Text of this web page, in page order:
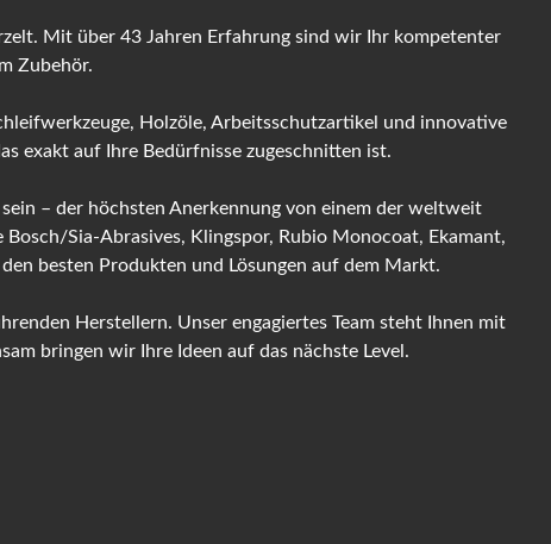
Mit über 43 Jahren Erfahrung sind wir Ihr kompetenter
Zubehör.
Holzöle, Arbeitsschutzartikel und innovative
exakt auf Ihre Bedürfnisse zugeschnitten ist.
– der höchsten Anerkennung von einem der weltweit
Sia-Abrasives, Klingspor, Rubio Monocoat, Ekamant,
besten Produkten und Lösungen auf dem Markt.
Herstellern. Unser engagiertes Team steht Ihnen mit
bringen wir Ihre Ideen auf das nächste Level.